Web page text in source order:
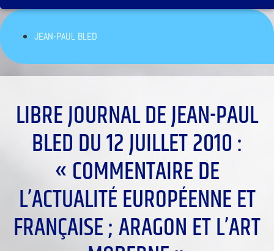
JEAN-PAUL BLED
LIBRE JOURNAL DE JEAN-PAUL
BLED DU 12 JUILLET 2010 :
« COMMENTAIRE DE
L’ACTUALITÉ EUROPÉENNE ET
FRANÇAISE ; ARAGON ET L’ART